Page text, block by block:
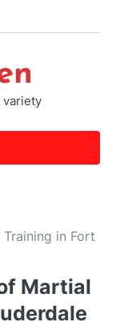
variety
in Fort
Martial